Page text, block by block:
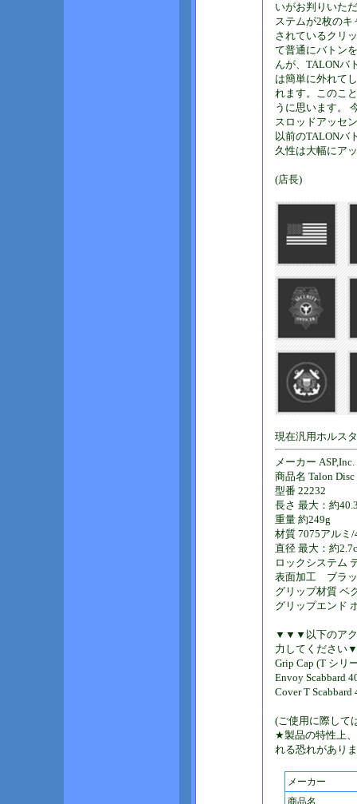
いがお判りいた
ステムが2枚の
されているクリ
て普通にバトン
んが、TALONバ
は簡単に外れて
れます。このこ
うに思います。
スロッドアッセ
以前のTALONバ
久性は大幅にア
(店長)
現在汎用ホルス
メーカー ASP,Inc.
商品名 Talon
型番 22232
長さ 最大：約
重量 約249g
材質 7075アルミ
直径 最大：約
ロックシステム
表面加工 ブラ
グリップ材質 ベ
グリップエンド
▼▼▼以下のアク
力してくださ
Grip Cap (T シリ
Envoy Scabbard
Cover T
(ご使用に際して
★製品の特性上
れる恐れがあり
メーカー
商品名